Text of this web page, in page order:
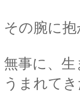
その腕に
無事に、生
うまれてき